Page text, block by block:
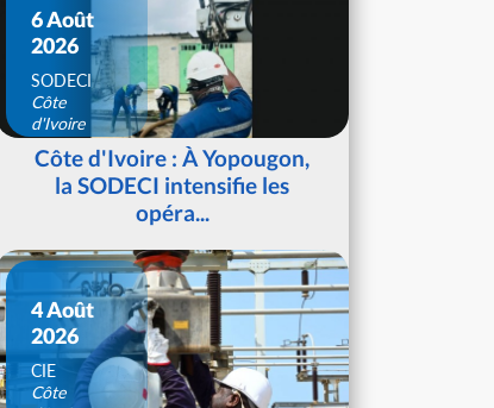
6 Août
2026
SODECI
Côte
d'Ivoire
Côte d'Ivoire : À Yopougon,
la SODECI intensifie les
opéra...
4 Août
2026
CIE
Côte